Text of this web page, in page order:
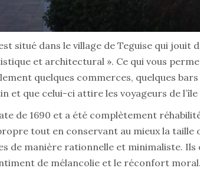
situé dans le village de Teguise qui jouit
et architectural ». Ce qui vous
quelques commerces, quelques
et que celui-ci attire les voyageurs de
de 1690 et a été complètement
tout en conservant au mieux la taille
de manière rationnelle et minimaliste.
de mélancolie et le réconfort moral.